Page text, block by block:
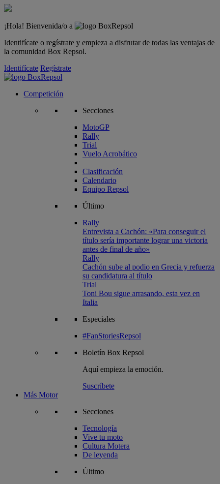
¡Hola! Bienvenida/o a
Identifícate o regístrate y empieza a disfrutar de todas las ventajas de
la comunidad Box Repsol.
Identifícate Regístrate
Competición
Secciones
MotoGP
Rally
Trial
Vuelo Acrobático
Clasificación
Calendario
Equipo Repsol
Último
Rally
Entrevista a Cachón: «Para conseguir el
título sería importante lograr una victoria
antes de final de año»
Rally
Cachón sube al podio en Grecia y refuerza
su candidatura al título
Trial
Toni Bou sigue arrasando, esta vez en
Italia
Especiales
#FanStoriesRepsol
Boletín Box Repsol
Aquí empieza la emoción.
Suscríbete
Más Motor
Secciones
Tecnología
Vive tu moto
Cultura Motera
De leyenda
Último